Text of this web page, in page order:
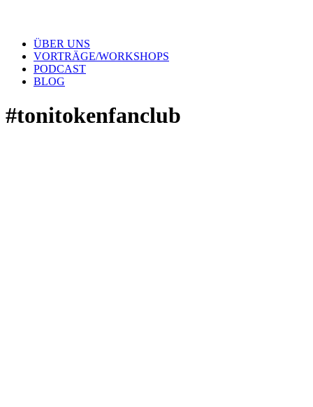
ÜBER UNS
VORTRÄGE/WORKSHOPS
PODCAST
BLOG
#tonitokenfanclub